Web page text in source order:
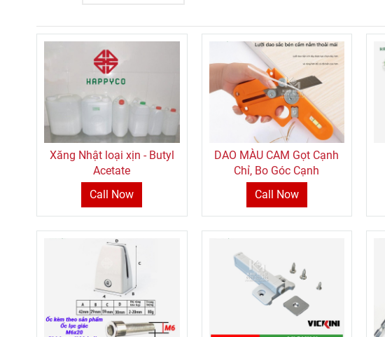
Xăng Nhật loại xịn - Butyl
Acetate
Call Now
DAO MÀU CAM Gọt Cạnh
Chỉ, Bo Góc Cạnh
Call Now